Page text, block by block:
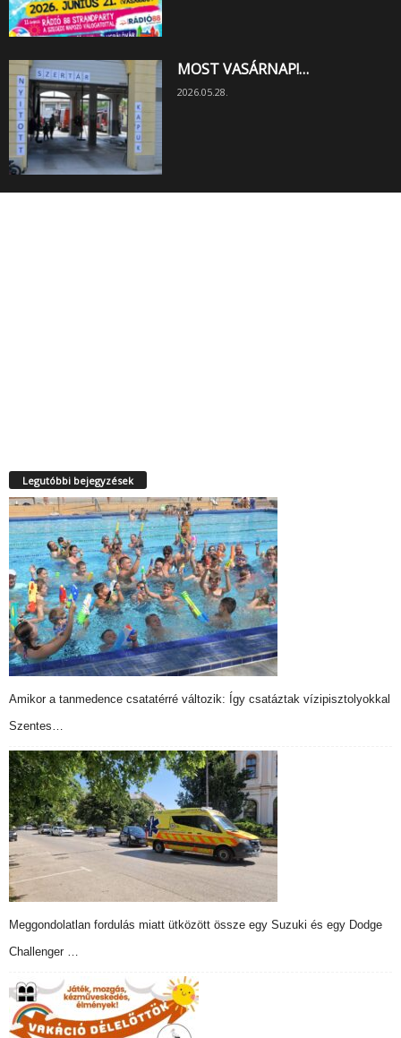
MOST VASÁRNAP!…
2026.05.28.
Legutóbbi bejegyzések
Amikor a tanmedence csatatérré változik: Így csatáztak vízipisztolyokkal
Szentes…
Meggondolatlan fordulás miatt ütközött össze egy Suzuki és egy Dodge
Challenger …